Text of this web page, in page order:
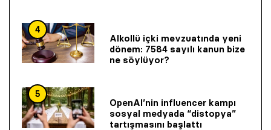
4
Alkollü içki mevzuatında yeni
dönem: 7584 sayılı kanun bize
ne söylüyor?
5
OpenAI’nin influencer kampı
sosyal medyada “distopya”
tartışmasını başlattı